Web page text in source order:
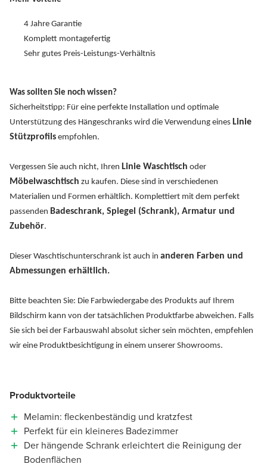
4 Jahre Garantie
Komplett montagefertig
Sehr gutes Preis-Leistungs-Verhältnis
Was sollten Sie noch wissen?
Sicherheitstipp: Für eine perfekte Installation und optimale
Unterstützung des Hängeschranks wird die Verwendung eines Linie
Stützprofils empfohlen.
Vergessen Sie auch nicht, Ihren Linie Waschtisch oder
Möbelwaschtisch zu kaufen. Diese sind in verschiedenen
Materialien und Formen erhältlich. Komplettiert mit dem perfekt
passenden Badeschrank, Spiegel (Schrank), Armatur und
Zubehör.
Dieser Waschtischunterschrank ist auch in anderen Farben und
Abmessungen erhältlich.
Bitte beachten Sie: Die Farbwiedergabe des Produkts auf Ihrem
Bildschirm kann von der tatsächlichen Produktfarbe abweichen. Falls
Sie sich bei der Farbauswahl absolut sicher sein möchten, empfehlen
wir eine Produktbesichtigung in einem unserer Showrooms.
Produktvorteile
Melamin: fleckenbeständig und kratzfest
Perfekt für ein kleineres Badezimmer
Der hängende Schrank erleichtert die Reinigung der
Bodenflächen